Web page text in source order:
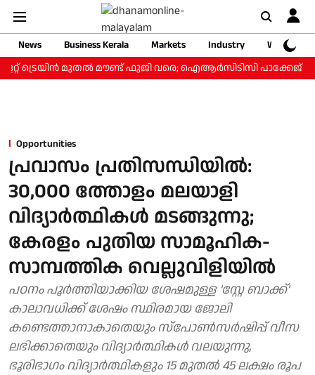
News Business Kerala Markets Industry
Web
ട്രെയിന്‍ മുതല്‍ മൗണ്ട് ഫുജി വരെ; ഐആര്‍സിടിസി പാക്കേജ്
Opportunities
പ്രവാസം പ്രതിസന്ധിയിൽ:
30,000 ത്തോളം മലയാളി
വിദ്യാർത്ഥികൾ മടങ്ങുന്നു;
കേരളം പുതിയ സാമൂഹിക-
സാമ്പത്തിക വെല്ലുവിളിയില്‍
പഠനം പൂർത്തിയാക്കിയ ശേഷമുള്ള 'സ്റ്റേ ബാക്ക്'
കാലാവധിക്ക് ശേഷം സ്ഥിരമായ ജോലി
കണ്ടെത്താനാകാതെയും സ്പോൺസർഷിപ്പ് വീസ
ലഭിക്കാതെയും വിദ്യാർത്ഥികൾ വലയുന്നു,
ഭൂരിഭാഗം വിദ്യാർത്ഥികളും 15 മുതൽ 45 ലക്ഷം രൂപ